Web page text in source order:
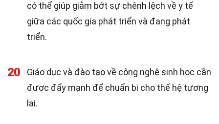
có thể giúp giảm bớt sự chênh lệch về y tế
giữa các quốc gia phát triển và đang phát
triển.
20
Giáo dục và đào tạo về công nghệ sinh học cần
được đẩy mạnh để chuẩn bị cho thế hệ tương
lai.